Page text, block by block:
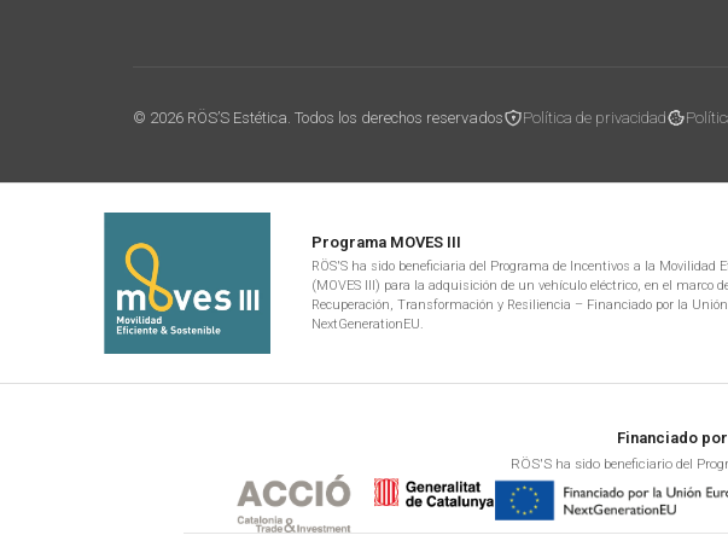
© 2026 RÖS’S Estética. Todos los derechos reservados Política de privacidad
Programa MOVES III
RÖS'S ha sido beneficiaria del Programa de Incentivos a la Movilidad
(MOVES III) para la adquisición de un vehículo eléctrico, en el marco
Recuperación, Transformación y Resiliencia – Financiado por la
NextGenerationEU.
Financiado
RÖS'S ha sido beneficiario del